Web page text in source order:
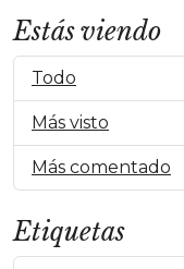
Estás viendo
Todo
Más visto
Más comentado
Etiquetas